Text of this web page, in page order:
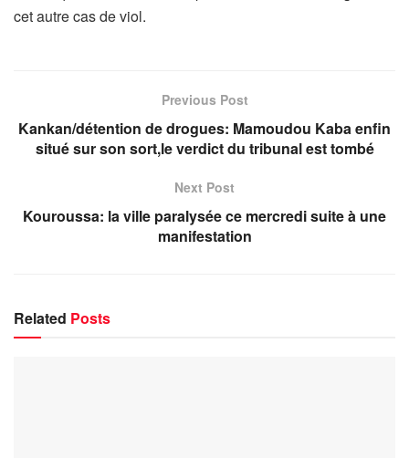
cet autre cas de viol.
Previous Post
Kankan/détention de drogues: Mamoudou Kaba enfin
situé sur son sort,le verdict du tribunal est tombé
Next Post
Kouroussa: la ville paralysée ce mercredi suite à une
manifestation
Related Posts